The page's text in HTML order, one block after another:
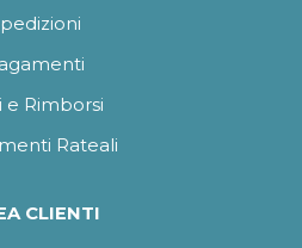
e Rimborsi
Rateali
CLIENTI